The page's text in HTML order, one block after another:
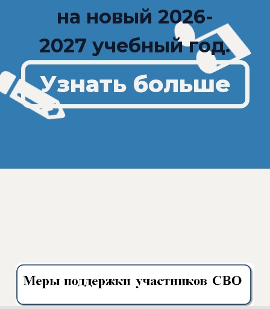
на новый 2026-
2027 учебный год.
Узнать больше